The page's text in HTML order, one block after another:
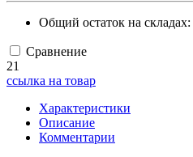
Общий остаток на складах:
Сравнение
21
ссылка на товар
Характеристики
Описание
Комментарии